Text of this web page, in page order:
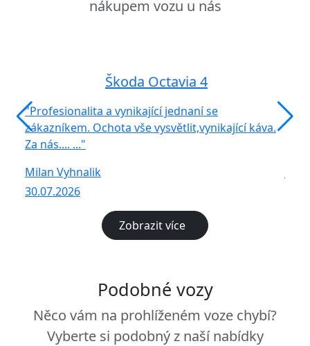
nákupem vozu u nás
Škoda Octavia 4
"Profesionalita a vynikající jednaní se
zákazníkem. Ochota vše vysvětlit,vynikající káva.
Za nás.... ..."
Milan Vyhnalik
30.07.2026
Zobrazit více
Podobné vozy
Něco vám na prohlíženém voze chybí?
Vyberte si podobný z naší nabídky